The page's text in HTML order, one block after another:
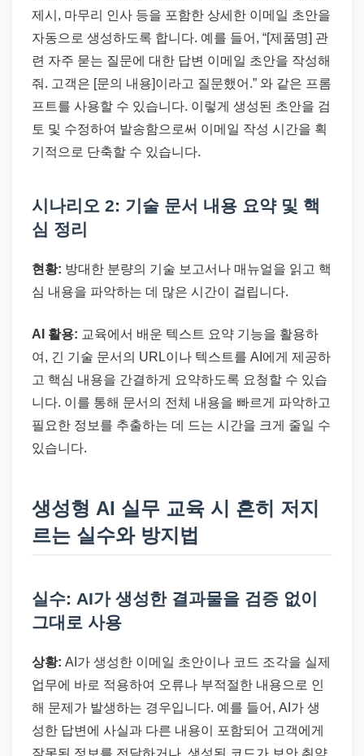
제시, 마무리 인사 등을 포함한 상세한 이메일 초안을
자동으로 생성하도록 합니다. 예를 들어, “[제품명] 관
련 자주 묻는 질문에 대한 답변 이메일 초안을 작성해
줘. 고객은 [문의 내용]이라고 질문했어.” 와 같은 프롬
프트를 사용할 수 있습니다. 이렇게 생성된 초안을 검
토 및 수정하여 발송함으로써 이메일 작성 시간을 획
기적으로 단축할 수 있습니다.
시나리오 2: 기술 문서 내용 요약 및 핵
심 정리
현황: 방대한 분량의 기술 보고서나 매뉴얼을 읽고 핵
심 내용을 파악하는 데 많은 시간이 걸립니다.
AI 활용: 교육에서 배운 텍스트 요약 기능을 활용하
여, 긴 기술 문서의 URL이나 텍스트를 AI에게 제공하
고 핵심 내용을 간결하게 요약하도록 요청할 수 있습
니다. 이를 통해 문서의 전체 내용을 빠르게 파악하고
필요한 정보를 추출하는 데 드는 시간을 크게 줄일 수
있습니다.
생성형 AI 실무 교육 시 흔히 저지
르는 실수와 방지법
실수: AI가 생성한 결과물을 검증 없이
그대로 사용
상황: AI가 생성한 이메일 초안이나 코드 조각을 실제
업무에 바로 적용하여 오류나 부적절한 내용으로 인
해 문제가 발생하는 경우입니다. 예를 들어, AI가 생
성한 답변에 사실과 다른 내용이 포함되어 고객에게
잘못된 정보를 전달하거나, 생성된 코드가 보안 취약